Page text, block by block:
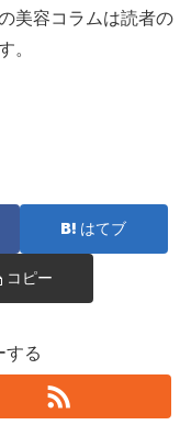
美容コラムは読者の
。
はてブ
コピー
する